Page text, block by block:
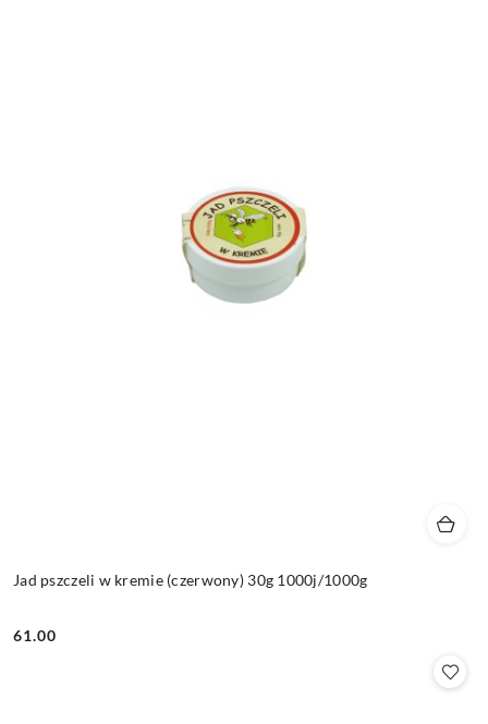
Jad pszczeli w kremie (czerwony) 30g 1000j/1000g
Cena:
61.00